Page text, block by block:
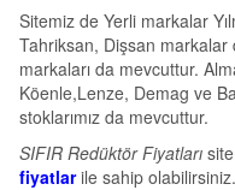
Sitemiz de Yerli markalar
Tahriksan, Dişsan markalar
markaları da mevcuttur.
Köenle,Lenze, Demag ve
stoklarımız da mevcuttur.
SIFIR Redüktör Fiyatları
fiyatlarile sahip olabilirsiniz.